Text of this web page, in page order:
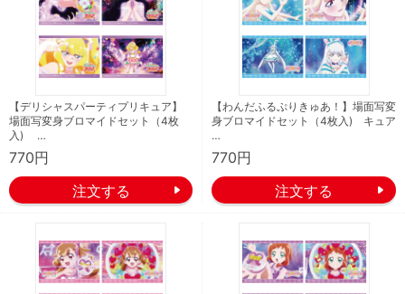
【デリシャスパーティプリキュア】
場面写変身ブロマイドセット（4枚
入) …
770円
【わんだふるぷりきゅあ！】場面写変
身ブロマイドセット（4枚入) キュア
…
770円